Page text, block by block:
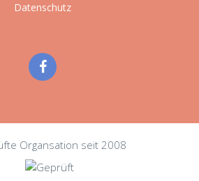
Datenschutz
Organsation seit 2008